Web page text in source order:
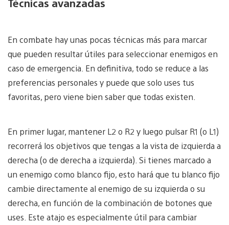
En combate hay unas pocas técnicas más para marcar
que pueden resultar útiles para seleccionar enemigos en
caso de emergencia. En definitiva, todo se reduce a las
preferencias personales y puede que solo uses tus
favoritas, pero viene bien saber que todas existen.
En primer lugar, mantener L2 o R2 y luego pulsar R1 (o L1)
recorrerá los objetivos que tengas a la vista de izquierda a
derecha (o de derecha a izquierda). Si tienes marcado a
un enemigo como blanco fijo, esto hará que tu blanco fijo
cambie directamente al enemigo de su izquierda o su
derecha, en función de la combinación de botones que
uses. Este atajo es especialmente útil para cambiar